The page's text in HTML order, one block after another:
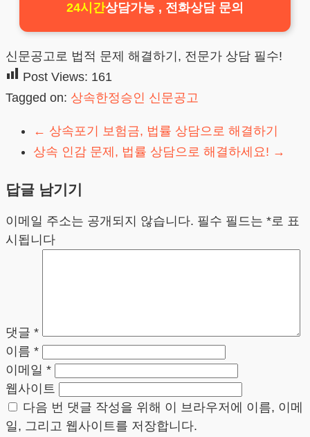
24시간상담가능 , 전화상담 문의
신문공고로 법적 문제 해결하기, 전문가 상담 필수!
Post Views: 161
Tagged on: 상속한정승인 신문공고
← 상속포기 보험금, 법률 상담으로 해결하기
상속 인감 문제, 법률 상담으로 해결하세요! →
답글 남기기
이메일 주소는 공개되지 않습니다. 필수 필드는 *로 표
시됩니다
댓글 *
이름 *
이메일 *
웹사이트
다음 번 댓글 작성을 위해 이 브라우저에 이름, 이메
일, 그리고 웹사이트를 저장합니다.